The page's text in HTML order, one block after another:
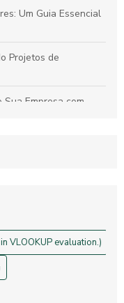
Um Guia Essencial
Projetos de
Empresa com
Medições e Mapas
VLOOKUP evaluation.)